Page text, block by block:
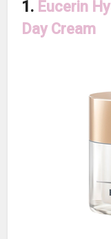
1. Eucerin
Day Cream